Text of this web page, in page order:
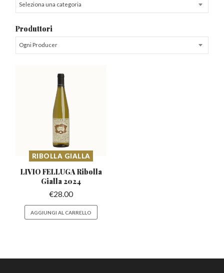
Seleziona una categoria
Produttori
Ogni Producer
RIBOLLA GIALLA
LIVIO FELLUGA Ribolla
Gialla 2024
€28.00
AGGIUNGI AL CARRELLO